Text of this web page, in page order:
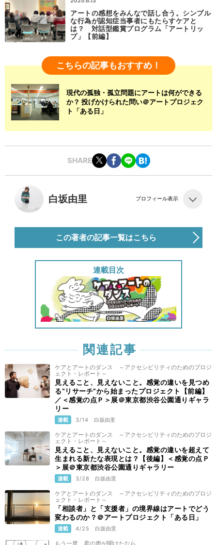
アートの感想をみんなで話し合う。シンプル
な行為が認知症当事者にもたらすケアと
は？ 対話型鑑賞プログラム「アートリッ
プ」【前編】
こちらの記事もおすすめ！
現代の孤独・孤立問題にアートは何ができる
か？ 投げかけられた問い＠アートプロジェク
ト「ある日」
SHARE
白坂由里 プロフィール表示
この著者の記事一覧はこちら
連載目次
関連記事
ケアとアートのダンス ～アクセシビリティのためのプロジ
ェクト・レポート～
見えること、見えないこと。感覚の違いを見つめ
る‟リサーチ”から始まったプロジェクト【前編】
／＜感覚の点Ｐ＞展＠東京都渋谷公園通りギャラ
リー
連載 3/14 白坂由里
ケアとアートのダンス ～アクセシビリティのためのプロジ
ェクト・レポート～
見えること、見えないこと。感覚の違いを超えて
生まれる新たな表現とは？【後編】＜感覚の点Ｐ
＞展＠東京都渋谷公園通りギャラリー
連載 3/28 白坂由里
ケアとアートのダンス ～アクセシビリティのためのプロジ
ェクト・レポート～
「相談者」と「支援者」の境界線はアートでどう
変わるのか？＠アートプロジェクト「ある日」
連載 4/25 白坂由里
もう一度、君の声が聞けたなら